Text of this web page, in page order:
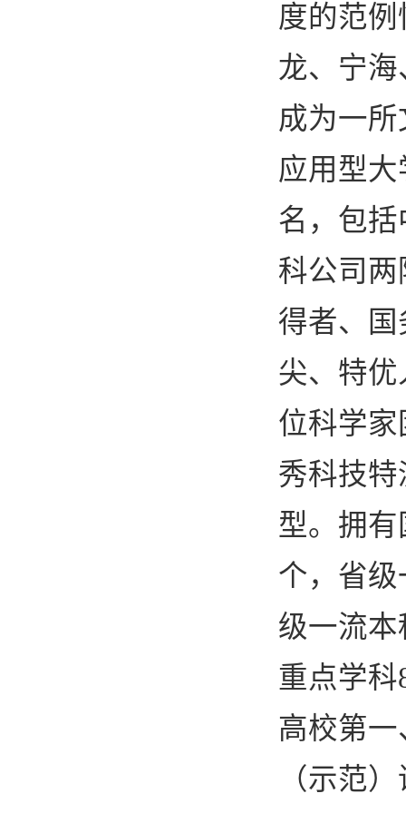
度的范
龙、宁
成为一
应用型
名，包
科公司
得者、
尖、特
位科学
秀科技
型。拥
个，省
级一流
重点学科
高校第
（示范